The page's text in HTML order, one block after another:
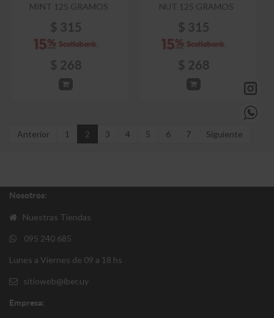
MINT 125 GRAMOS
$ 315
$ 268
NUT 125 GRAMOS
$ 315
$ 268
Anterior 1 2 3 4 5 6 7 Siguiente
Nosotros:
Nuestras Tiendas
095 240 685
Lunes a Viernes de 09 a 18 hs
sitioweb@iber.uy
Empresa: